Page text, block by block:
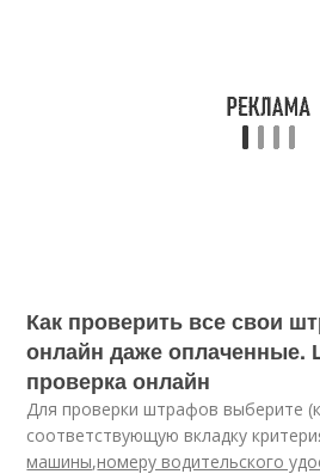
Как проверить все свои
онлайн даже
проверка онлайн
Для проверки штрафов выберите
соответствующую вкладку
машины,номеру водительского